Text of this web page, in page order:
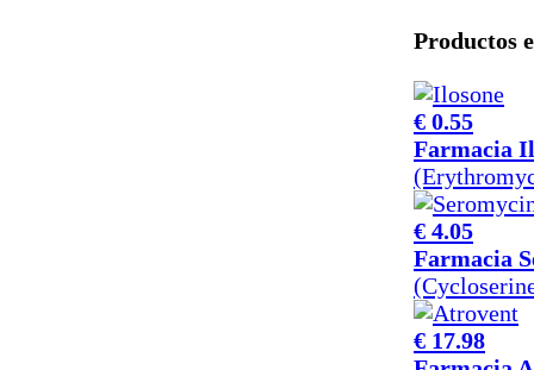
Productos
€ 0.55
Farmacia
€ 4.05
Farmacia
€ 17.98